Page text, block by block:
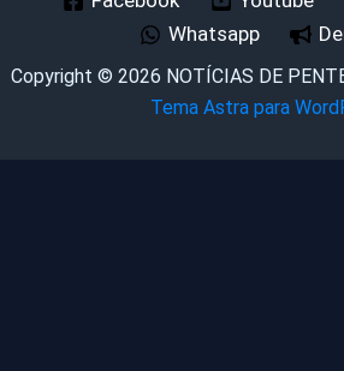
Whatsapp
Copyright © 2026 NOTÍCIAS DE
Tema Astra para